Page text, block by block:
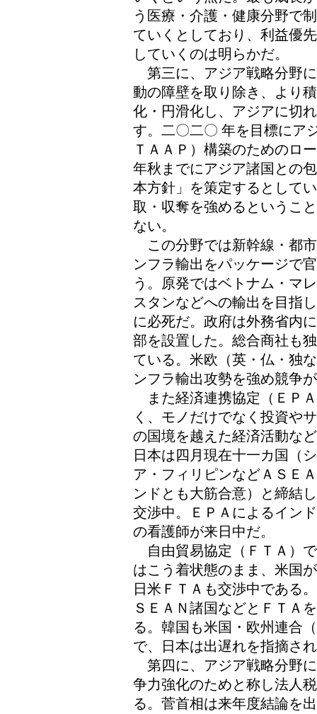
う医療・介護・健康分野で
ていくとしており、利益優
していくのは明らかだ。
第三に、アジア戦略分野
動の障壁を取り除き、より
化・円滑化し、アジアに切
す。二〇二〇 年を目標にア
ＴＡＡＰ）構築のためのロ
年秋までにアジア諸国との
本方針」を策定するとして
取・収奪を強めるというこ
ない。
この分野では新幹線・都
ンフラ輸出をパッケージで
う。原発ではベトナム・マ
スタンなどへの輸出を目指
に必死だ。政府は外務省内
部を設置した。総合商社も
ている。米欧（英・仏・独
ンフラ輸出攻勢を強め競争
また経済連携協定（ＥＰ
く、モノだけでなく投資や
の国境を越えた経済活動な
日本は四月現在十一カ国（
ア・フィリピンなどＡＳＥ
ンドとも大筋合意）と締結
交渉中。ＥＰＡによるイン
の看護師が来日中だ。
自由貿易協定（ＦＴＡ）
はこう着状態のまま、米国
日米ＦＴＡも交渉中である
ＳＥＡＮ諸国などとＦＴＡ
る。韓国も米国・欧州連合
で、日本は出遅れを指摘さ
第四に、アジア戦略分野
争力強化のためと称し法人
る。菅首相は来年度結論を